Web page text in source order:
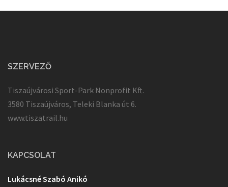
SZERVEZŐ
Tiszaújvárosi Sport-Park Nonprofit Kft.
3580 Tiszaújváros, Teleki Blanka út 6.
www.tiszatrail.hu
KAPCSOLAT
Lukácsné Szabó Anikó